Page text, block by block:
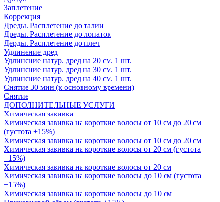
Заплетение
Коррекция
Дреды. Расплетение до талии
Дреды. Расплетение до лопаток
Дерды. Расплетение до плеч
Удлинение дред
Удлинение натур. дред на 20 см. 1 шт.
Удлинение натур. дред на 30 см. 1 шт.
Удлинение натур. дред на 40 см. 1 шт.
Снятие 30 мин (к основному времени)
Снятие
ДОПОЛНИТЕЛЬНЫЕ УСЛУГИ
Химическая завивка
Химическая завивка на короткие волосы от 10 см до 20 см
(густота +15%)
Химическая завивка на короткие волосы от 10 см до 20 см
Химическая завивка на короткие волосы от 20 см (густота
+15%)
Химическая завивка на короткие волосы от 20 см
Химическая завивка на короткие волосы до 10 см (густота
+15%)
Химическая завивка на короткие волосы до 10 см